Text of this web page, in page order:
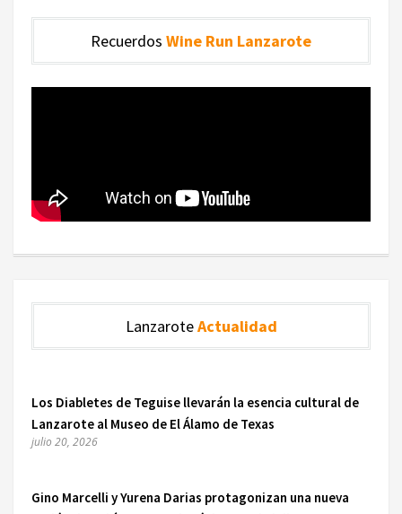
Recuerdos Wine Run Lanzarote
LanzaroteActualidad
Los Diabletes de Teguise llevarán la esencia cultural de
Lanzarote al Museo de El Álamo de Texas
julio 20, 2026
Gino Marcelli y Yurena Darias protagonizan una nueva